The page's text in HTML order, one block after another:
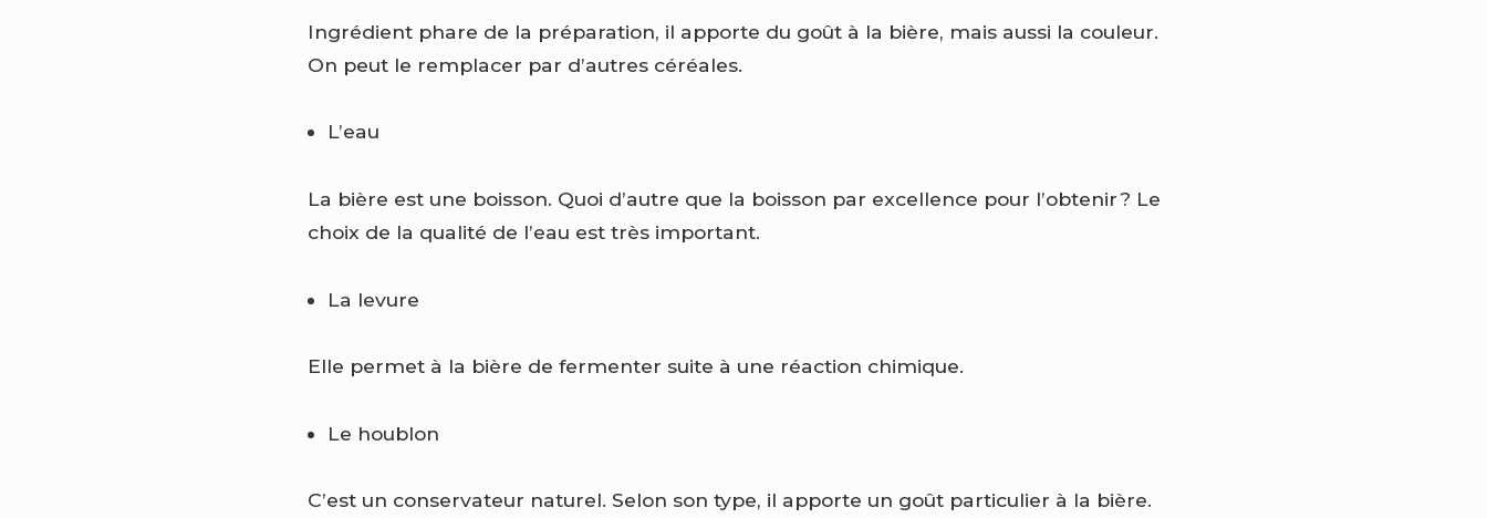
Ingrédient phare de la préparation, il apporte du goût à la bière, mais aussi la couleur.
On peut le remplacer par d’autres céréales.
L’eau
La bière est une boisson. Quoi d’autre que la boisson par excellence pour l’obtenir ? Le
choix de la qualité de l’eau est très important.
La levure
Elle permet à la bière de fermenter suite à une réaction chimique.
Le houblon
C’est un conservateur naturel. Selon son type, il apporte un goût particulier à la bière.